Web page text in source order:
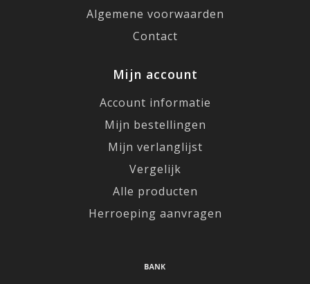
Algemene voorwaarden
Contact
Mijn account
Account informatie
Mijn bestellingen
Mijn verlanglijst
Vergelijk
Alle producten
Herroeping aanvragen